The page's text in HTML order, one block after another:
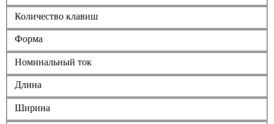
Количество клавиш
Форма
Номинальный ток
Длина
Ширина